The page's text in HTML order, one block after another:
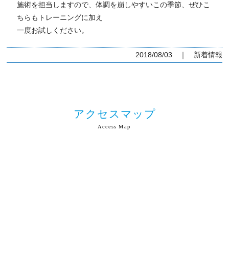
施術を担当しますので、体調を崩しやすいこの季節、ぜひこ
ちらもトレーニングに加え
一度お試しください。
2018/08/03 ｜ 新着情報
アクセスマップ
Access Map